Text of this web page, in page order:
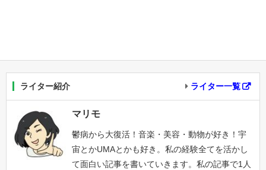
ライター紹介 ライター一覧
マリモ
鬱病から大復活！音楽・美容・動物が好き！宇
宙とかUMAとかも好き。私の経験全てを活かし
て面白い記事を書いていきます。私の記事で1人